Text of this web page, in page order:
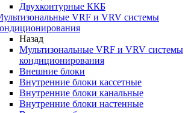
Двухконтурные ККБ
VRF и VRV системы
Назад
Мультизональные VRF и VRV системы
кондиционирования
Внешние блоки
Внутренние блоки кассетные
Внутренние блоки канальные
Внутренние блоки настенные